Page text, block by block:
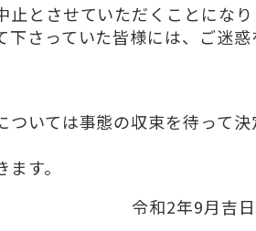
とさせていただくことになり
下さっていた皆様には、ご迷
ついては事態の収束を待って
す。
吉日 主催：高